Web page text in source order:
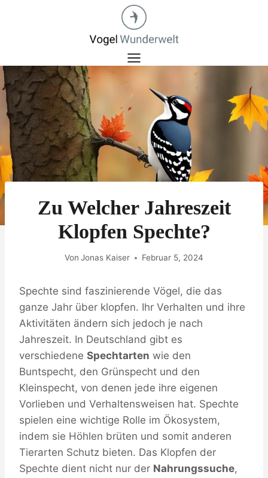
Zu Welcher Jahreszeit
Klopfen Spechte?
Von Jonas Kaiser Februar 5, 2024
Spechte sind faszinierende Vögel, die das
ganze Jahr über klopfen. Ihr Verhalten und ihre
Aktivitäten ändern sich jedoch je nach
Jahreszeit. In Deutschland gibt es
verschiedene Spechtarten wie den
Buntspecht, den Grünspecht und den
Kleinspecht, von denen jede ihre eigenen
Vorlieben und Verhaltensweisen hat. Spechte
spielen eine wichtige Rolle im Ökosystem,
indem sie Höhlen brüten und somit anderen
Tierarten Schutz bieten. Das Klopfen der
Spechte dient nicht nur der Nahrungssuche,